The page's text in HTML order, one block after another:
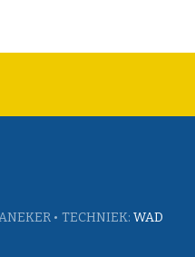
• TECHNIEK: WAD